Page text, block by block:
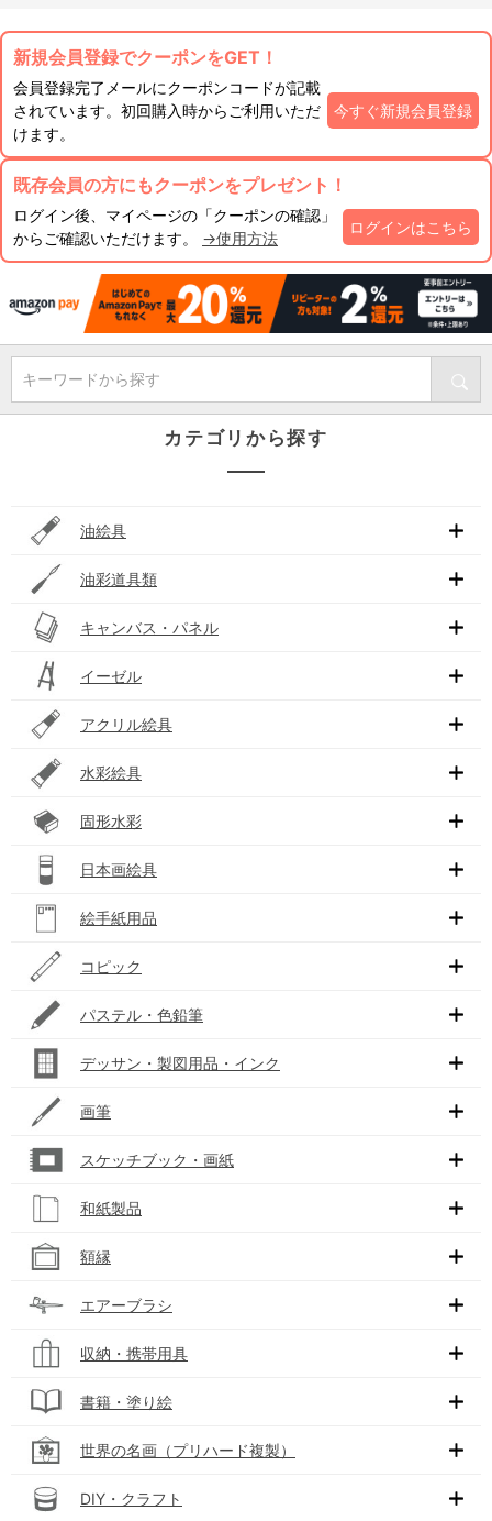
新規会員登録でクーポンをGET！
会員登録完了メールにクーポンコードが記載
されています。初回購入時からご利用いただ
けます。
今すぐ新規会員登録
既存会員の方にもクーポンをプレゼント！
ログイン後、マイページの「クーポンの確認」
からご確認いただけます。 →使用方法
ログインはこちら
キーワードから探す
カテゴリから探す
油絵具
油彩道具類
キャンバス・パネル
イーゼル
アクリル絵具
水彩絵具
固形水彩
日本画絵具
絵手紙用品
コピック
パステル・色鉛筆
デッサン・製図用品・インク
画筆
スケッチブック・画紙
和紙製品
額縁
エアーブラシ
収納・携帯用具
書籍・塗り絵
世界の名画（プリハード複製）
DIY・クラフト